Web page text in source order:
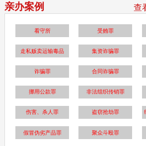
亲办案例 查
看守所 受贿罪
走私贩卖运输毒品 集资诈骗罪
诈骗罪 合同诈骗罪
挪用公款罪 非法组织传销罪
伤害、杀人罪 盗窃抢劫罪
假冒伪劣产品罪 聚众斗殴罪